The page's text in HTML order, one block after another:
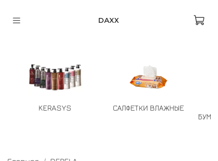
DAXX
KERASYS
САЛФЕТКИ ВЛАЖНЫЕ